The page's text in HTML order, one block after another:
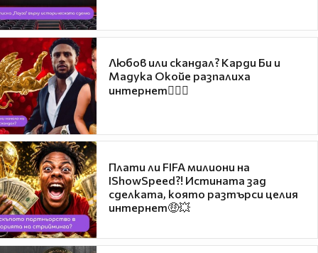
Любов или скандал? Карди Би и
Мадука Окойе разпалиха
интернет❤️‍🔥🔥
Плати ли FIFA милиони на
IShowSpeed?! Истината зад
сделката, която разтърси целия
интернет🤑💥